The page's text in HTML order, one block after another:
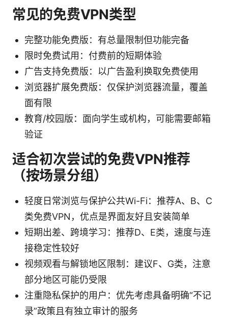
常见的免费VPN类型
完整功能免费版：有总量限制但功能完备
限时免费试用：付费前的短期体验
广告支持免费版：以广告盈利换取免费使用
浏览器扩展免费版：仅保护浏览器流量，覆盖
面有限
教育/校园版：面向学生或机构，可能需要邮箱
验证
适合初次尝试的免费VPN推荐
（按场景分组）
轻度日常浏览与保护公共Wi-Fi：推荐A、B、C
类免费VPN，优点是界面友好且安装简单
短期出差、跨境学习：推荐D、E类，速度与连
接稳定性较好
视频观看与解锁地区限制：建议F、G类，注意
部分地区可能仍受限
注重隐私保护的用户：优先考虑具备明确“不记
录”政策且有独立审计的服务